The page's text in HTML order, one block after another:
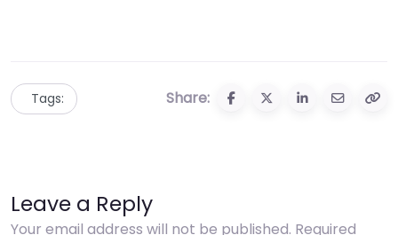
Tags: Share:
Leave a Reply
Your email address will not be published. Required